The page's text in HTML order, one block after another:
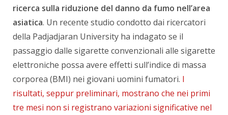
ricerca sulla riduzione del danno da fumo nell’area
asiatica. Un recente studio condotto dai ricercatori
della Padjadjaran University ha indagato se il
passaggio dalle sigarette convenzionali alle sigarette
elettroniche possa avere effetti sull’indice di massa
corporea (BMI) nei giovani uomini fumatori. I
risultati, seppur preliminari, mostrano che nei primi
tre mesi non si registrano variazioni significative nel